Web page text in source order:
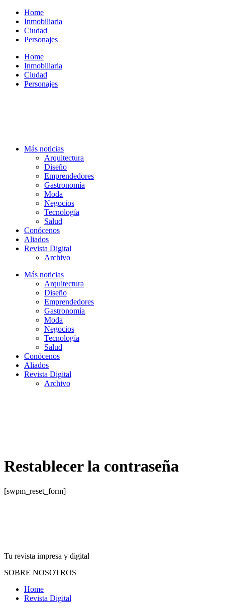
contenido
Home
Inmobiliaria
Ciudad
Personajes
Home
Inmobiliaria
Ciudad
Personajes
Más noticias
Arquitectura
Diseño
Emprendedores
Gastronomía
Moda
Negocios
Tecnología
Salud
Conócenos
Aliados
Revista Digital
Archivo
Más noticias
Arquitectura
Diseño
Emprendedores
Gastronomía
Moda
Negocios
Tecnología
Salud
Conócenos
Aliados
Revista Digital
Archivo
Restablecer la contraseña
[swpm_reset_form]
Tu revista impresa y digital
SOBRE NOSOTROS
Home
Revista Digital